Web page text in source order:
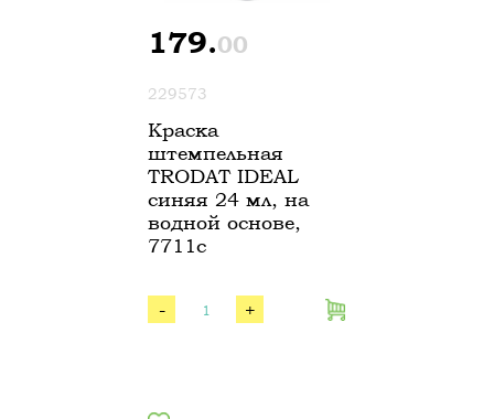
179.00
229573
Краска
штемпельная
TRODAT IDEAL
синяя 24 мл, на
водной основе,
7711с
- +